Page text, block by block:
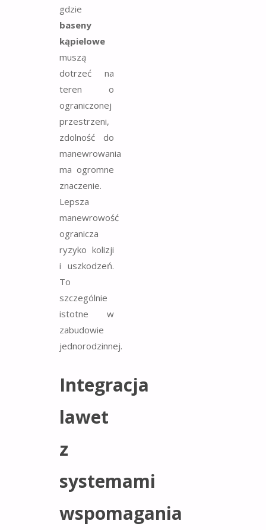
gdzie
baseny
kąpielowe
muszą
dotrzeć na
teren o
ograniczonej
przestrzeni,
zdolność do
manewrowania
ma ogromne
znaczenie.
Lepsza
manewrowość
ogranicza
ryzyko kolizji
i uszkodzeń.
To
szczególnie
istotne w
zabudowie
jednorodzinnej.
Integracja
lawet
z
systemami
wspomagania